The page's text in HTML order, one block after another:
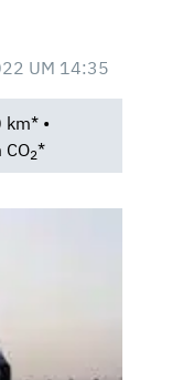
UM 14:35
•
2*